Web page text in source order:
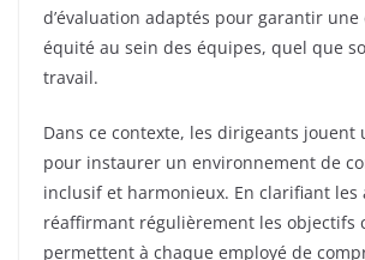
d’évaluation adaptés pour garantir une
équité au sein des équipes, quel que
travail.
Dans ce contexte, les dirigeants jouent
pour instaurer un environnement de
inclusif et harmonieux. En clarifiant les
réaffirmant régulièrement les objectifs
permettent à chaque employé de